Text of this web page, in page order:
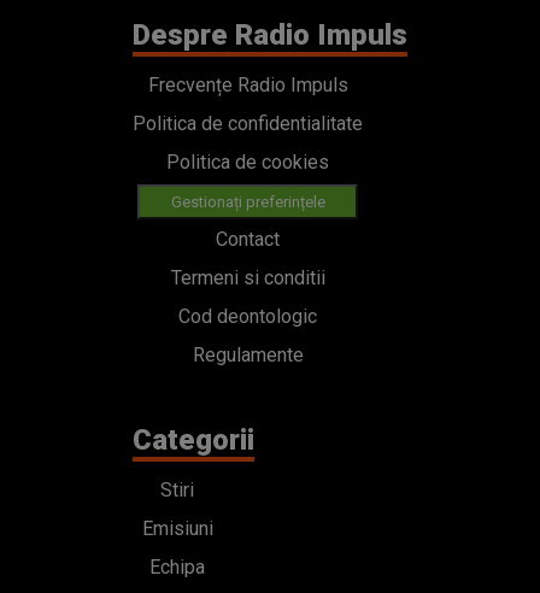
Despre Radio Impuls
Frecvențe Radio Impuls
Politica de confidentialitate
Politica de cookies
Gestionați preferințele
Contact
Termeni si conditii
Cod deontologic
Regulamente
Categorii
Stiri
Emisiuni
Echipa